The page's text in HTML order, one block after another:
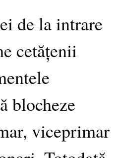
de la intrare
cetățenii
blocheze
viceprimar